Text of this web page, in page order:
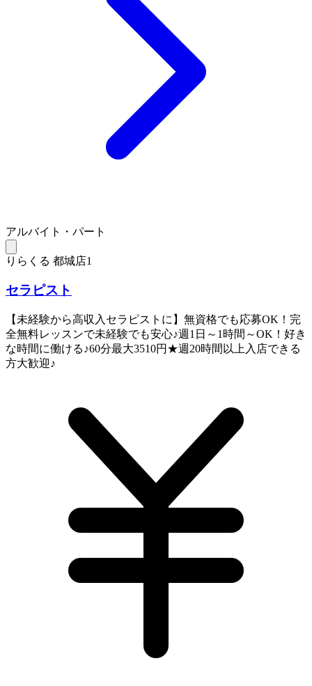
アルバイト・パート
りらくる 都城店1
セラピスト
【未経験から高収入セラピストに】無資格でも応募OK！完
全無料レッスンで未経験でも安心♪週1日～1時間～OK！好き
な時間に働ける♪60分最大3510円★週20時間以上入店できる
方大歓迎♪